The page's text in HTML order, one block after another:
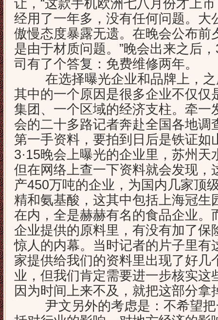
让，“这款手机欧洲七八月份才上
经用了一年多，没有任何问题。大
傲慢态度暴露无遗。在晚会公布前
是由于材质问题。”晚会出来之后
司有了个答复：免费维修两年。
在选择曝光企业和品牌上，之
其中的一个原因是很多企业不仅仅
集团、一个区域的经济支柱。牵一
会的二十多路记者奔赴全国各地调
第一手资料，要拍到日后是铁证如
3·15晚会上曝光的企业里，苏州天
但在网络上查一下资料就会发现，
产450万吨的企业，为国内几家顶
精和氨基酸，这其中包括上海冠生
在内，全是赫赫有名的食品企业。
企业提供的原料里，有没有加了保
惊人的内幕。当时记者的片子里有
家提供给我们的资料里出现了好几
业，但我们肯定需要进一步核实这
因为时间上来不及，就把这部分拿
尹文另外的考虑是：不希望把